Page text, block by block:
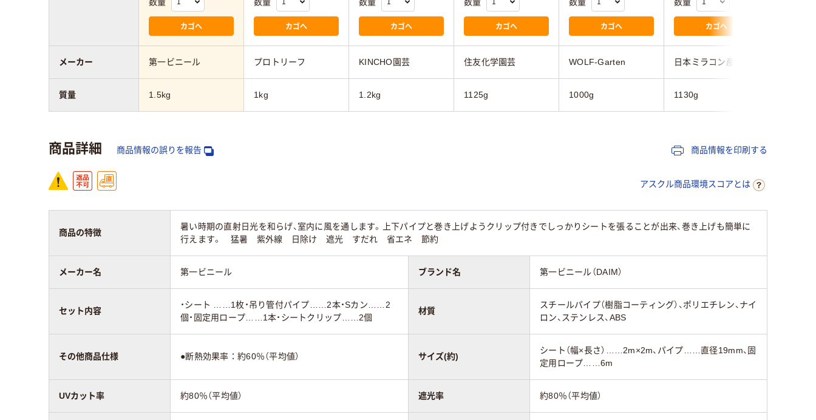
数量
カゴへ
数量
カゴへ
数量
カゴへ
数量
カゴへ
数量
カゴへ
数量
カゴへ
第一ビニール プロトリーフ KINCHO園芸 住友化学園芸 WOLF-Garten 日本ミラコン産業
1.5kg 1kg 1.2kg 1125g 1000g 1130g
メーカー
質量
商品詳細 商品情報の誤りを報告 商品情報を印刷する
アスクル商品環境スコアとは
商品の特徴
暑い時期の直射日光を和らげ、室内に風を通します。上下パイプと巻き上げようクリップ付きでしっかりシートを張ることが出来、巻き上げも簡単に
行えます。 猛暑 紫外線 日除け 遮光 すだれ 省エネ 節約
メーカー名 第一ビニール ブランド名 第一ビニール（DAIM）
セット内容
・シート ……1枚・吊り管付パイプ……2本・Sカン……2
個・固定用ロープ……1本・シートクリップ……2個
材質
スチールパイプ（樹脂コーティング）、ポリエチレン、ナイ
ロン、ステンレス、ABS
その他商品仕様 ●断熱効果率：約60％（平均値） サイズ(約)
シート（幅×長さ）……2m×2m、パイプ……直径19mm、固
定用ロープ……6m
UVカット率 約80％（平均値） 遮光率 約80％（平均値）